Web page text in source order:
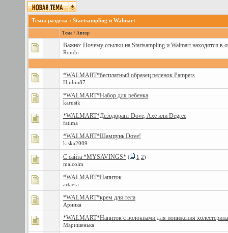
Темы раздела : Startsampling и Walmart
Тема / Автор
Важно: Почему ссылки на Startsampling и Walmart находятся в
Rondo
*WALMART*бесплатный образец пеленок Pampers
Hinhin87
*WALMART*Набор для ребенка
karusik
*WALMART*Дезодорант Dove, Axe или Degree
fatima
*WALMART*Шампунь Dove!
kiska2009
С сайта *MYSAVINGS* ( 1 2)
malcolm
*WALMART*Напиток
artaera
*WALMART*крем для тела
Арника
*WALMART*Напиток с волокнами для понижения холестерина
Маришенька